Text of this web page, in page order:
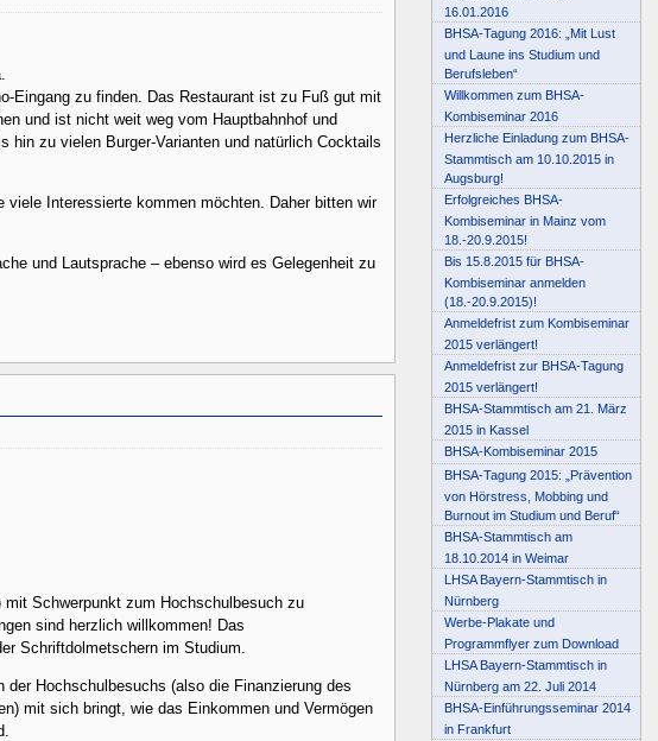
Eingang zu finden. Das Restaurant ist zu Fuß gut mit
und ist nicht weit weg vom Hauptbahnhof und
zu vielen Burger-Varianten und natürlich Cocktails
Interessierte kommen möchten. Daher bitten wir
und Lautsprache – ebenso wird es Gelegenheit zu
Schwerpunkt zum Hochschulbesuch zu
sind herzlich willkommen! Das
Schriftdolmetschern im Studium.
Hochschulbesuchs (also die Finanzierung des
mit sich bringt, wie das Einkommen und Vermögen
16.01.2016
BHSA-Tagung 2016: „Mit Lust
und Laune ins Studium und
Berufsleben“
Willkommen zum BHSA-
Kombiseminar 2016
Herzliche Einladung zum BHSA-
Stammtisch am 10.10.2015 in
Augsburg!
Erfolgreiches BHSA-
Kombiseminar in Mainz vom
18.-20.9.2015!
Bis 15.8.2015 für BHSA-
Kombiseminar anmelden
(18.-20.9.2015)!
Anmeldefrist zum Kombiseminar
2015 verlängert!
Anmeldefrist zur BHSA-Tagung
2015 verlängert!
BHSA-Stammtisch am 21. März
2015 in Kassel
BHSA-Kombiseminar 2015
BHSA-Tagung 2015: „Prävention
von Hörstress, Mobbing und
Burnout im Studium und Beruf“
BHSA-Stammtisch am
18.10.2014 in Weimar
LHSA Bayern-Stammtisch in
Nürnberg
Werbe-Plakate und
Programmflyer zum Download
LHSA Bayern-Stammtisch in
Nürnberg am 22. Juli 2014
BHSA-Einführungsseminar 2014
in Frankfurt